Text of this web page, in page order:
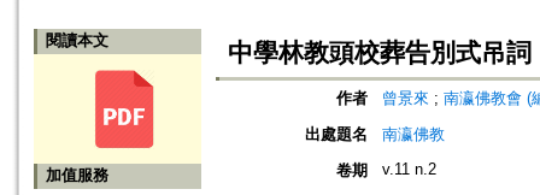
閱讀本文
加值服務
中學林教頭校葬告別式吊詞
作者 曾景來 ; 南瀛佛教會 (
出處題名
南瀛佛教
卷期
v.11 n.2